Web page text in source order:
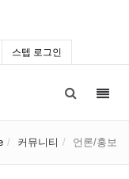
스텝 로그인
커뮤니티 언론/홍보